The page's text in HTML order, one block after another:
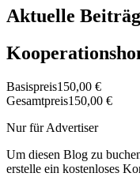
Aktuelle
Basispreis150,00 €
Gesamtpreis150,00 €
Nur für Advertiser
Um diesen Blog zu
erstelle ein kostenloses